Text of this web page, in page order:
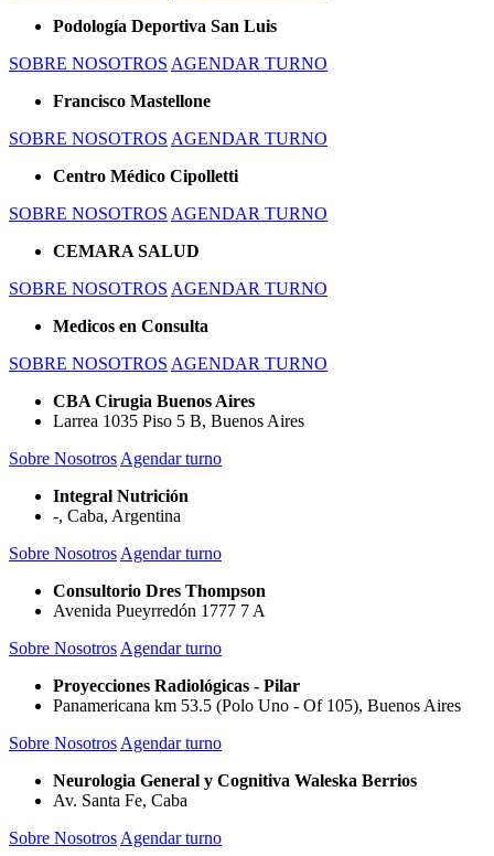
Podología Deportiva San Luis
SOBRE NOSOTROS AGENDAR TURNO
Francisco Mastellone
SOBRE NOSOTROS AGENDAR TURNO
Centro Médico Cipolletti
SOBRE NOSOTROS AGENDAR TURNO
CEMARA SALUD
SOBRE NOSOTROS AGENDAR TURNO
Medicos en Consulta
SOBRE NOSOTROS AGENDAR TURNO
CBA Cirugia Buenos Aires
Larrea 1035 Piso 5 B, Buenos Aires
Sobre Nosotros Agendar turno
Integral Nutrición
-, Caba, Argentina
Sobre Nosotros Agendar turno
Consultorio Dres Thompson
Avenida Pueyrredón 1777 7 A
Sobre Nosotros Agendar turno
Proyecciones Radiológicas - Pilar
Panamericana km 53.5 (Polo Uno - Of 105), Buenos Aires
Sobre Nosotros Agendar turno
Neurologia General y Cognitiva Waleska Berrios
Av. Santa Fe, Caba
Sobre Nosotros Agendar turno